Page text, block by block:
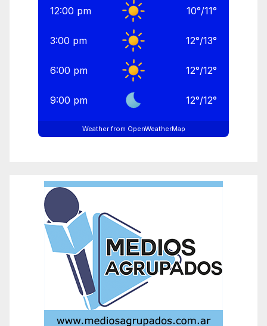
12:00 pm 10°/11°
3:00 pm 12°/13°
6:00 pm 12°/12°
9:00 pm 12°/12°
Weather from OpenWeatherMap